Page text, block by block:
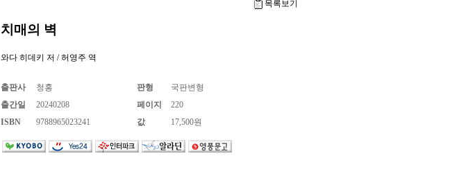
목록보기
치매의 벽
와다 히데키 저 / 허영주 역
출판사 청홍 판형
국판변형
출간일
20240208 페이지
220
ISBN
9788965023241 값 17,500원